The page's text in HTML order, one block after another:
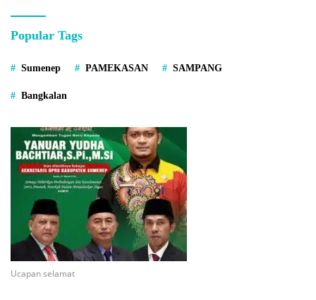
Popular Tags
Sumenep PAMEKASAN SAMPANG
Bangkalan
Ucapan selamat